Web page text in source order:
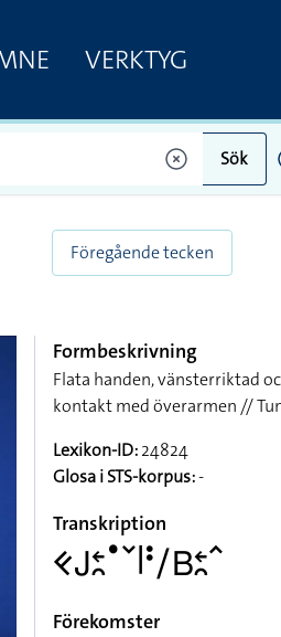
VERKTYG
Sök
Föregående tecken
Formbeskrivning
Flata handen, vänsterriktad
kontakt med överarmen //
Lexikon-ID:24824
Glosa i STS-korpus:-
Transkription
􌤑􌤢􌥓􌥘􌤟􌥧􌥼􌥻􌥠􌤧􌥓􌥘􌥦
Förekomster